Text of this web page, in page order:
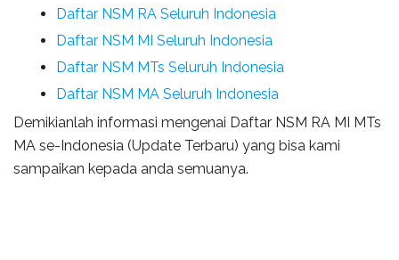
Daftar NSM RA Seluruh Indonesia
Daftar NSM MI Seluruh Indonesia
Daftar NSM MTs Seluruh Indonesia
Daftar NSM MA Seluruh Indonesia
Demikianlah informasi mengenai Daftar NSM RA MI MTs
MA se-Indonesia (Update Terbaru) yang bisa kami
sampaikan kepada anda semuanya.